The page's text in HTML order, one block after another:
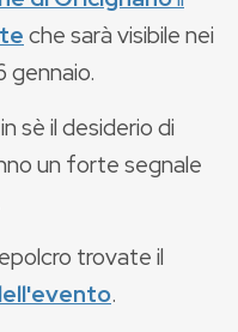
che sarà visibile nei
gennaio.
sè il desiderio di
un forte segnale
trovate il
.